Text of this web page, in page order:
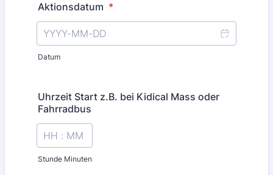
Aktionsdatum *
Datum
Uhrzeit Start z.B. bei Kidical Mass oder
Fahrradbus
Stunde Minuten